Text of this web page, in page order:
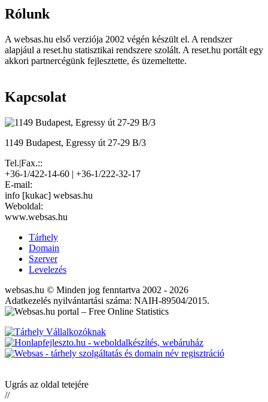
Rólunk
A websas.hu első verziója 2002 végén készült el. A rendszer
alapjául a reset.hu statisztikai rendszere szolált. A reset.hu portált egy
akkori partnercégünk fejlesztette, és üzemeltette.
Kapcsolat
1149 Budapest, Egressy út 27-29 B/3
Tel.|Fax.::
+36-1/422-14-60 | +36-1/222-32-17
E-mail:
info [kukac] websas.hu
Weboldal:
www.websas.hu
Tárhely
Domain
Szerver
Levelezés
websas.hu © Minden jog fenntartva 2002 - 2026
Adatkezelés nyilvántartási száma: NAIH-89504/2015.
Ugrás az oldal tetejére
//